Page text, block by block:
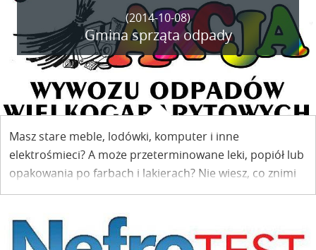
(2014-10-08)
Gmina sprząta odpady
Masz stare meble, lodówki, komputer i inne
elektrośmieci? A może przeterminowane leki, popiół lub
opakowania po farbach i lakierach? Nie wiesz, co znimi
zrobić? Przywieź je w oznaczone miejsca. Sprzątnie je